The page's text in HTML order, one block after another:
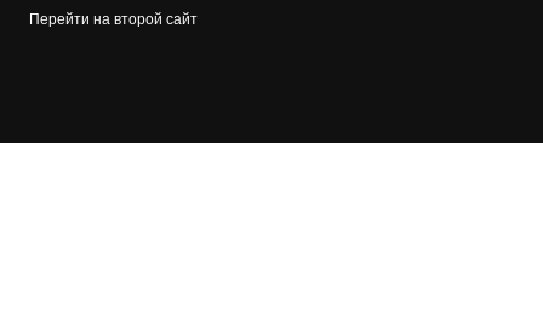
Перейти на второй сайт